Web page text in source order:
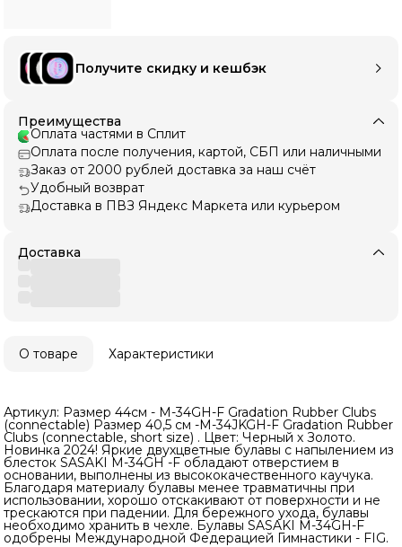
Получите скидку и кешбэк
Преимущества
Оплата частями в Сплит
Оплата после получения, картой, СБП или наличными
Заказ от 2000 рублей доставка за наш счёт
Удобный возврат
Доставка в ПВЗ Яндекс Маркета или курьером
Доставка
О товаре Характеристики
Артикул: Размер 44см - M-34GH-F Gradation Rubber Clubs
(connectable) Размер 40,5 см -M-34JKGH-F Gradation Rubber
Clubs (connectable, short size) . Цвет: Черный х Золото.
Новинка 2024! Яркие двухцветные булавы с напылением из
блесток SASAKI М-34GH -F обладают отверстием в
основании, выполнены из высококачественного каучука.
Благодаря материалу булавы менее травматичны при
использовании, хорошо отскакивают от поверхности и не
трескаются при падении. Для бережного ухода, булавы
необходимо хранить в чехле. Булавы SASAKI М-34GH-F
одобрены Международной Федерацией Гимнастики - FIG.